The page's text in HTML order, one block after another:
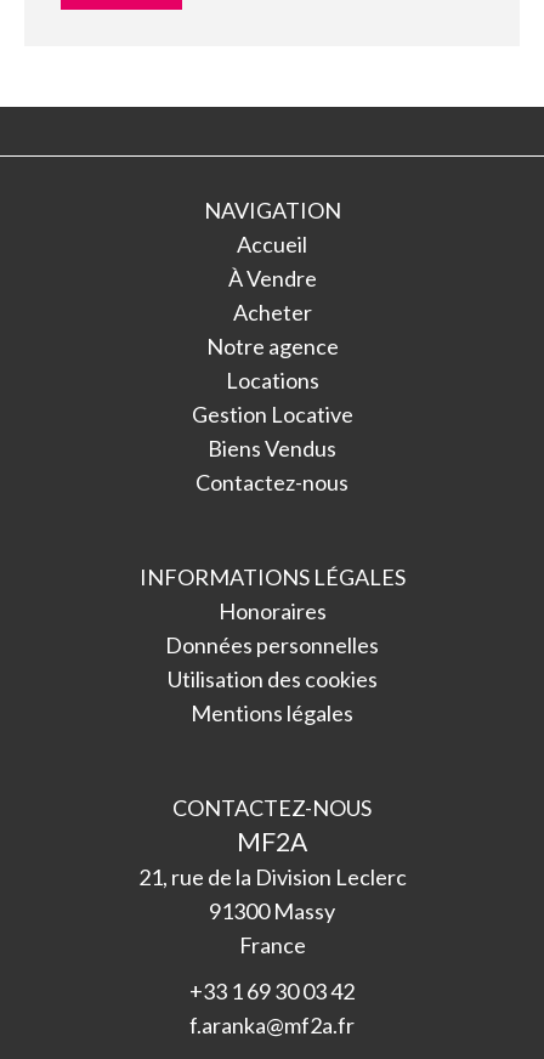
NAVIGATION
Accueil
À Vendre
Acheter
Notre agence
Locations
Gestion Locative
Biens Vendus
Contactez-nous
INFORMATIONS LÉGALES
Honoraires
Données personnelles
Utilisation des cookies
Mentions légales
CONTACTEZ-NOUS
MF2A
21, rue de la Division Leclerc
91300Massy
France
+33 1 69 30 03 42
f.aranka@mf2a.fr